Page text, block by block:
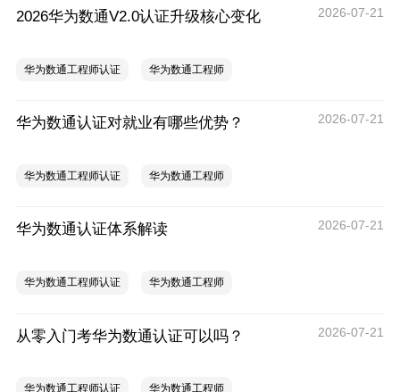
2026华为数通V2.0认证升级核心变化 2026-07-21
华为数通工程师认证 华为数通工程师
华为数通认证对就业有哪些优势？ 2026-07-21
华为数通工程师认证 华为数通工程师
华为数通认证体系解读 2026-07-21
华为数通工程师认证 华为数通工程师
从零入门考华为数通认证可以吗？ 2026-07-21
华为数通工程师认证 华为数通工程师